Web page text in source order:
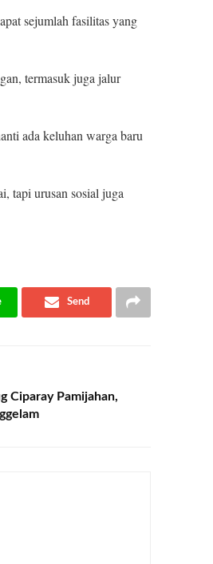
sejumlah fasilitas yang
termasuk juga jalur
ada keluhan warga baru
tapi urusan sosial juga
Send
Ciparay Pamijahan,